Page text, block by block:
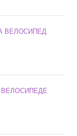
ВЕЛОСИПЕД